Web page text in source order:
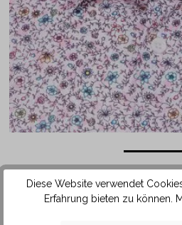
Das Hemd ist mit einem Kragen
ausgestattet. Durch die etwas
Diese Website verwendet
Erfahrung bieten zu können.